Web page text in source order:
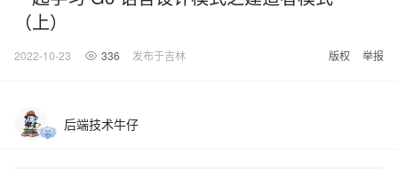
（上）
2022-10-23 336 发布于吉林 版权 举报
后端技术牛仔